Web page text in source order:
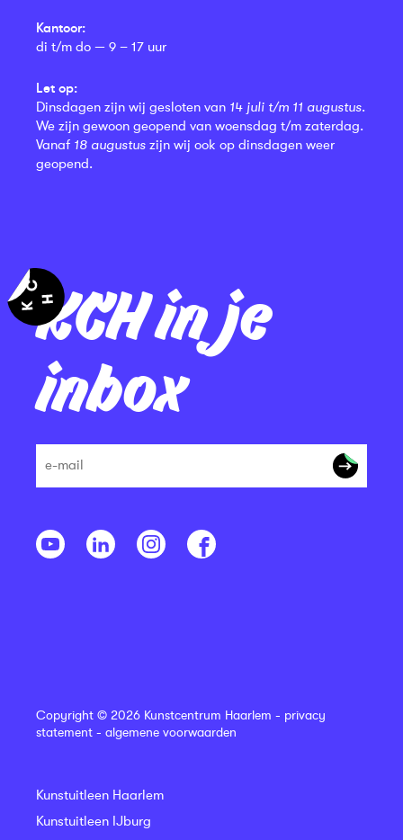
KCH in je
inbox
Kantoor:
di t/m do — 9 – 17 uur
Let op:
Dinsdagen zijn wij gesloten van 14 juli t/m 11 augustus.
We zijn gewoon geopend van woensdag t/m zaterdag.
Vanaf 18 augustus zijn wij ook op dinsdagen weer
geopend.
Copyright © 2026 Kunstcentrum Haarlem - privacy
statement - algemene voorwaarden
Kunstuitleen Haarlem
Kunstuitleen IJburg